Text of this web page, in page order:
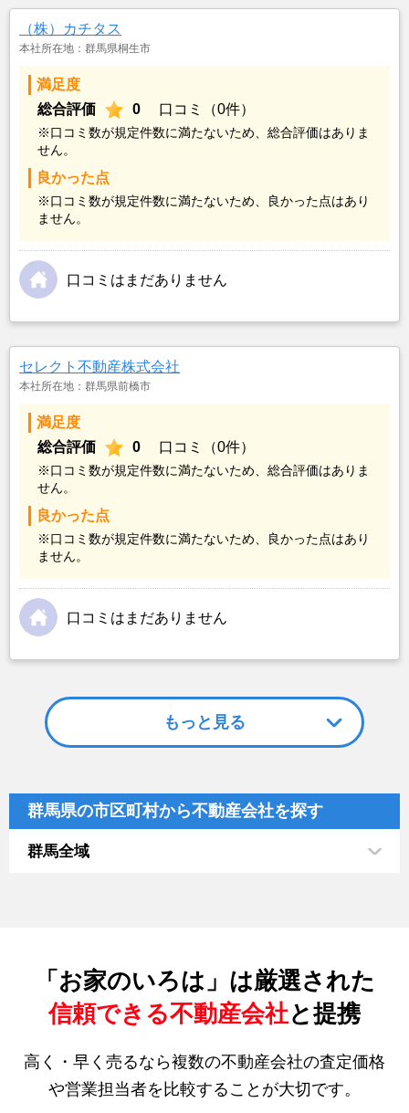
も空き家の状態で不動産を残しておけないと考えて売却
を決めた。
（株）カチタス
本社所在地：群馬県桐生市
満足度
総合評価
0 口コミ（0件）
※口コミ数が規定件数に満たないため、総合評価はありま
せん。
良かった点
※口コミ数が規定件数に満たないため、良かった点はあり
ません。
口コミはまだありません
セレクト不動産株式会社
本社所在地：群馬県前橋市
満足度
総合評価
0 口コミ（0件）
※口コミ数が規定件数に満たないため、総合評価はありま
せん。
良かった点
※口コミ数が規定件数に満たないため、良かった点はあり
ません。
口コミはまだありません
もっと見る
群馬県の市区町村から不動産会社を探す
群馬全域
「お家のいろは」は厳選された
信頼できる不動産会社と提携
高く・早く売るなら複数の不動産会社の査定価格
や営業担当者を比較することが大切です。